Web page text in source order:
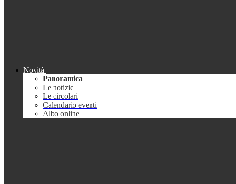
Novità
Panoramica
Le notizie
Le circolari
Calendario eventi
Albo online